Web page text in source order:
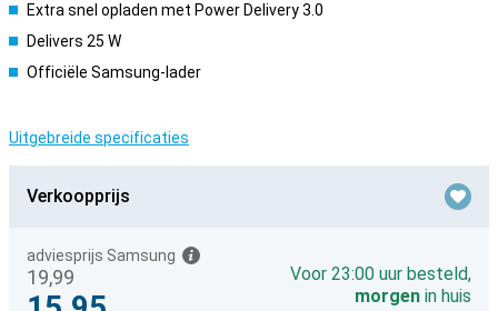
Extra snel opladen met Power Delivery 3.0
Delivers 25 W
Officiële Samsung-lader
Uitgebreide specificaties
Verkoopprijs
19,99
adviesprijs Samsung
Voor 23:00 uur besteld,
morgen in huis